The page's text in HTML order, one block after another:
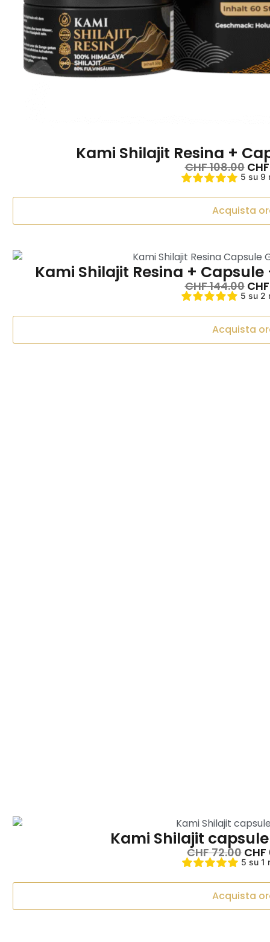
Kami Shilajit Resina +
CHF108.00 CHF
5 su 9
Acquista
Kami Shilajit Resina +
CHF144.00 CHF
5 su 2
Acquista
Kami Shilajit
CHF72.00 CHF
5 su 1
Acquista